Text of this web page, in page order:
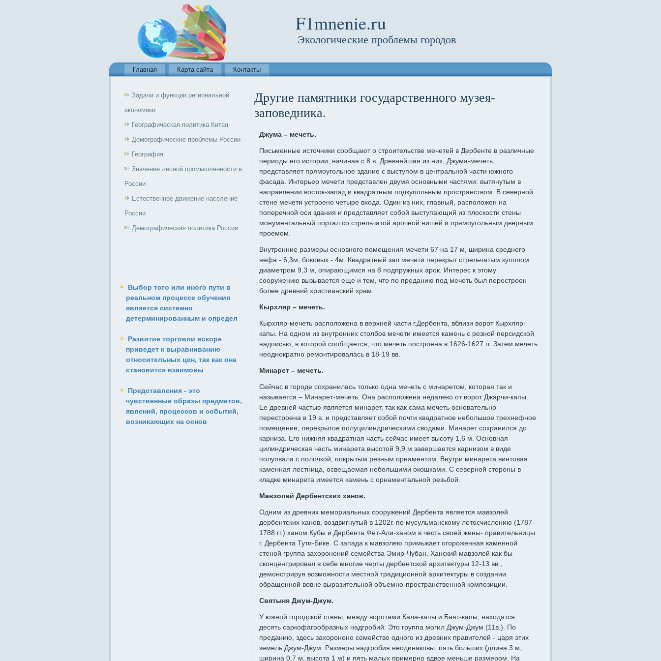
F1mnenie.ru
Экологические проблемы городов
Главная Карта сайта Контакты
Задачи и функции региональной
экономики
Географическая политика Китая
Демографические проблемы России
География
Значение лесной промышленности в
России
Естественное движение население
России
Демографическая политика России
Выбор того или иного пути в
реальном процессе обучения
является системно
детерминированным и определ
Развитие торговли вскоре
приведет к выравниванию
относитель­ных цен, так как она
становится взаимовы
Представления - это
чувственные образы предметов,
явлений, процессов и событий,
возникающих на основ
Другие памятники государственного музея-
заповедника.
Джума – мечеть.
Письменные источники сообщают о строительстве мечетей в Дербенте в различные
периоды его истории, начиная с 8 в. Древнейшая из них, Джума-мечеть,
представляет прямоугольное здание с выступом в центральной части южного
фасада. Интерьер мечети представлен двумя основными частями: вытянутым в
направлении восток-запад и квадратным подкупольным пространством. В северной
стене мечети устроено четыре входа. Один из них, главный, расположен на
поперечной оси здания и представляет собой выступающий из плоскости стены
монументальный портал со стрельчатой арочной нишей и прямоугольным дверным
проемом.
Внутренние размеры основного помещения мечети 67 на 17 м, ширина среднего
нефа - 6,3м, боковых - 4м. Квадратный зал мечети перекрыт стрельчатым куполом
диаметром 9,3 м, опирающимся на 8 подпружных арок. Интерес к этому
сооружению вызывается еще и тем, что по преданию под мечеть был перестроен
более древний христианский храм.
Кырхляр – мечеть.
Кырхляр-мечеть расположена в верхней части г.Дербента, вблизи ворот Кырхляр-
капы. На одном из внутренних столбов мечети имеется камень с резной персидской
надписью, в которой сообщается, что мечеть построена в 1626-1627 гг. Затем мечеть
неоднократно ремонтировалась в 18-19 вв.
Минарет – мечеть.
Сейчас в городе сохранилась только одна мечеть с минаретом, которая так и
называется – Минарет-мечеть. Она расположена недалеко от ворот Джарчи-капы.
Ее древней частью является минарет, так как сама мечеть основательно
перестроена в 19 в. и представляет собой почти квадратное небольшое трехнефное
помещение, перекрытое полуцилиндрическими сводами. Минарет сохранился до
карниза. Его нижняя квадратная часть сейчас имеет высоту 1,6 м. Основная
цилиндрическая часть минарета высотой 9,9 м завершается карнизом в виде
полуовала с полочкой, покрытым резным орнаментом. Внутри минарета винтовая
каменная лестница, освещаемая небольшими окошками. С северной стороны в
кладке минарета имеется камень с орнаментальной резьбой.
Мавзолей Дербентских ханов.
Одним из древних мемориальных сооружений Дербента является мавзолей
дербентских ханов, воздвигнутый в 1202г. по мусульманскому летосчислению (1787-
1788 гг.) ханом Кубы и Дербента Фет-Али-ханом в честь своей жены- правительницы
г. Дербента Тути-Бике. С запада к мавзолею примыкает огороженная каменной
стеной группа захоронений семейства Эмир-Чубан. Ханский мавзолей как бы
сконцентрировал в себе многие черты дербентской архитектуры 12-13 вв.,
демонстрируя возможности местной традиционной архитектуры в создании
обращенной вовне выразительной объемно-пространственной композиции.
Святыня Джум-Джум.
У южной городской стены, между воротами Кала-капы и Баят-капы, находятся
десять саркофагообразных надгробий. Это группа могил Джум-Джум (11в.). По
преданию, здесь захоронено семейство одного из древних правителей - царя этих
земель Джум-Джум. Размеры надгробия неодинаковы: пять больших (длина 3 м,
ширина 0,7 м, высота 1 м) и пять малых примерно вдвое меньше размером. На